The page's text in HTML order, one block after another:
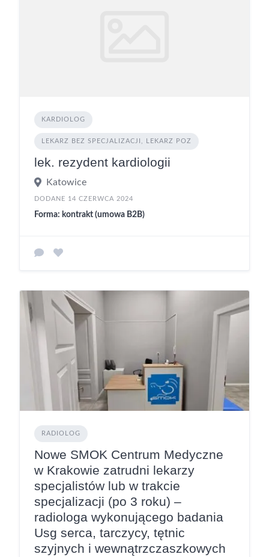
KARDIOLOG
LEKARZ BEZ SPECJALIZACJI, LEKARZ POZ
lek. rezydent kardiologii
Katowice
DODANE 14 CZERWCA 2024
Forma: kontrakt (umowa B2B)
RADIOLOG
Nowe SMOK Centrum Medyczne
w Krakowie zatrudni lekarzy
specjalistów lub w trakcie
specjalizacji (po 3 roku) –
radiologa wykonującego badania
Usg serca, tarczycy, tętnic
szyjnych i wewnątrzczaszkowych